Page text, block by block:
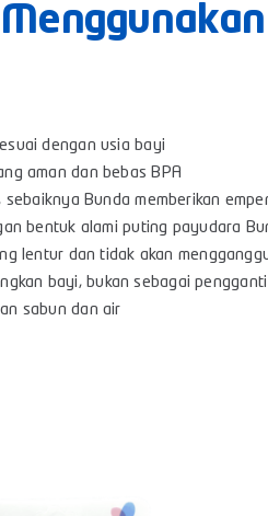
dengan usia bayi
aman dan bebas BPA
Bunda memberikan
bentuk alami puting payudara
lentur dan tidak akan
bayi, bukan sebagai
sabun dan air